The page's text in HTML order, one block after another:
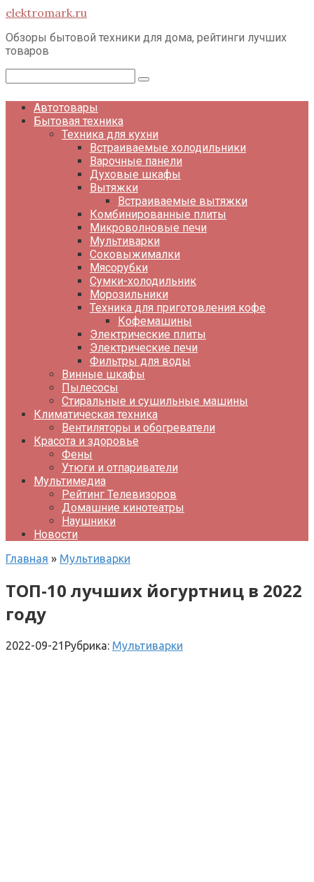
Перейти
контенту
elektromark.ru
Обзоры бытовой техники для дома, рейтинги лучших
товаров
Автотовары
Бытовая техника
Техника для кухни
Встраиваемые холодильники
Варочные панели
Духовые шкафы
Вытяжки
Встраиваемые вытяжки
Комбинированные плиты
Микроволновые печи
Мультиварки
Соковыжималки
Мясорубки
Сумки-холодильник
Морозильники
Техника для приготовления кофе
Кофемашины
Электрические плиты
Электрические печи
Фильтры для воды
Винные шкафы
Пылесосы
Стиральные и сушильные машины
Климатическая техника
Вентиляторы и обогреватели
Красота и здоровье
Фены
Утюги и отпариватели
Мультимедиа
Рейтинг Телевизоров
Домашние кинотеатры
Наушники
Новости
Главная » Мультиварки
ТОП-10 лучших йогуртниц в 2022
году
2022-09-21 Рубрика: Мультиварки